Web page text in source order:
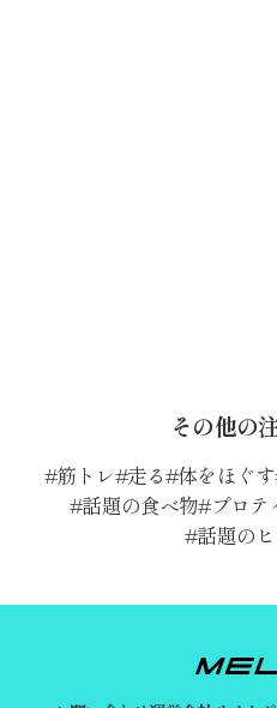
その他の
筋トレ 走る 体をほぐす
話題の食べ物 プロテ
話題の